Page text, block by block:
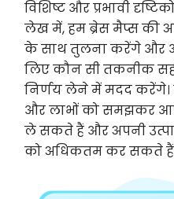
विशिष्ट और प्रभावी
लेख में, हम ब्रेस मैप्स की
के साथ तुलना करेंगे
लिए कौन सी तकनीक
निर्णय लेने में मदद करेंगे।
और लाभों को समझकर
ले सकते हैं और अपनी
को अधिकतम कर सकते